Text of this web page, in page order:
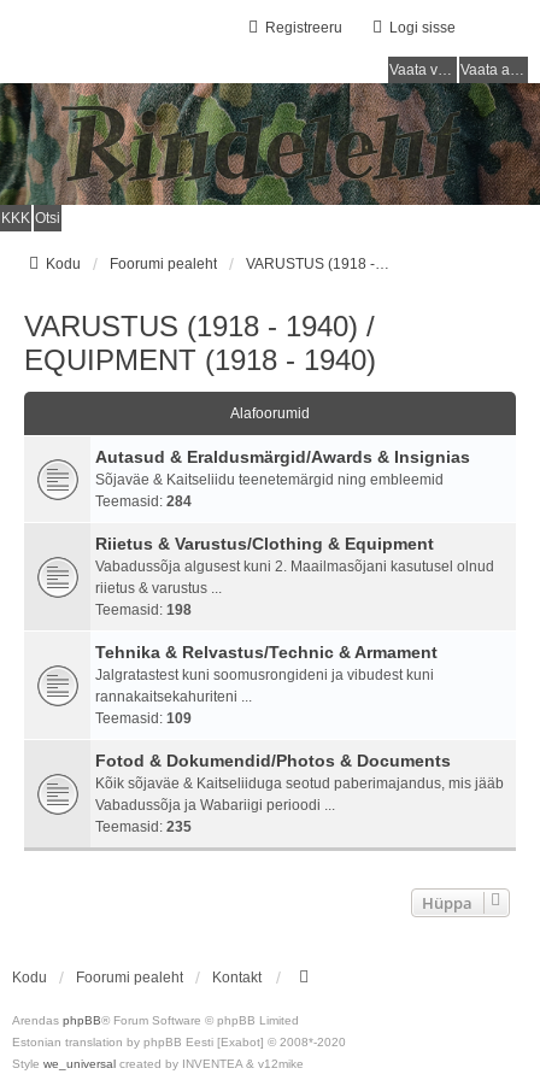
Logi sisse
Registreeru
Vaata vastamata teemasi Vaata aktiivseid teemasid
KKK Otsi
Kodu Foorumi pealeht VARUSTUS (1918 - 1940) / EQUIPMENT (1918 - 1940)
VARUSTUS (1918 - 1940) /
EQUIPMENT (1918 - 1940)
Alafoorumid
Autasud & Eraldusmärgid/Awards & Insignias
Sõjaväe & Kaitseliidu teenetemärgid ning embleemid
Teemasid: 284
Riietus & Varustus/Clothing & Equipment
Vabadussõja algusest kuni 2. Maailmasõjani kasutusel olnud
riietus & varustus ...
Teemasid: 198
Tehnika & Relvastus/Technic & Armament
Jalgratastest kuni soomusrongideni ja vibudest kuni
rannakaitsekahuriteni ...
Teemasid: 109
Fotod & Dokumendid/Photos & Documents
Kõik sõjaväe & Kaitseliiduga seotud paberimajandus, mis jääb
Vabadussõja ja Wabariigi perioodi ...
Teemasid: 235
Hüppa
Kodu Foorumi pealeht Kontakt
Arendas phpBB® Forum Software © phpBB Limited
Estonian translation by phpBB Eesti [Exabot] © 2008*-2020
Style we_universal created by INVENTEA & v12mike